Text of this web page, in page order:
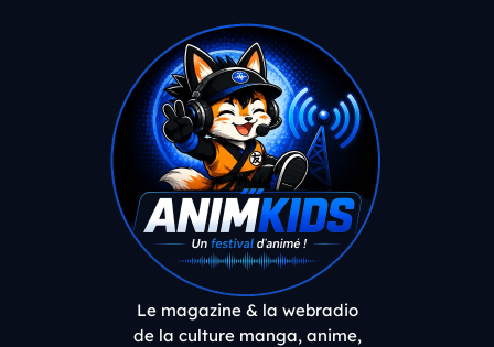
Le magazine & la webradio
de la culture manga, anime,